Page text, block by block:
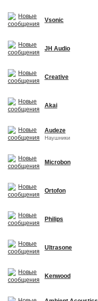
Vsonic
JH Audio
Creative
Akai
Audeze
Наушники
Microbon
Ortofon
Philips
Ultrasone
Kenwood